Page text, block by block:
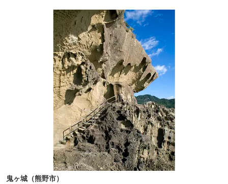
鬼ヶ城（熊野市）